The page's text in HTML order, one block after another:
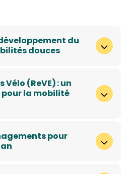
du
douces
Vélo (ReVE) : un
la mobilité
pour